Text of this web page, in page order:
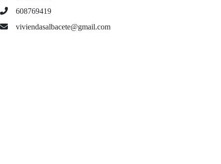
608769419
viviendasalbacete@gmail.com